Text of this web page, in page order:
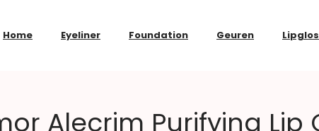
Home Eyeliner Foundation Geuren
Alecrim Purifying Lip